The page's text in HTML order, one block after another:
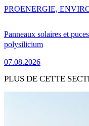
Panneaux solaires et
polysilicium
07.08.2026
PROENERGIE,
PLUS DE CETTE